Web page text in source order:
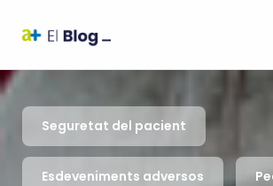
Seguretat del pacient
Esdeveniments adversos